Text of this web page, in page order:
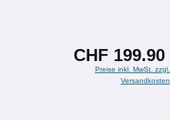
CHF 199.90
Preise inkl. MwSt. zzgl.
Versandkosten